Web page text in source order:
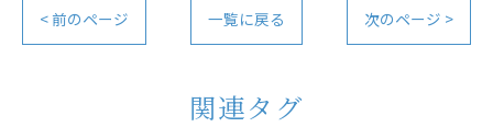
< 前のページ 一覧に戻る 次のページ >
関連タグ